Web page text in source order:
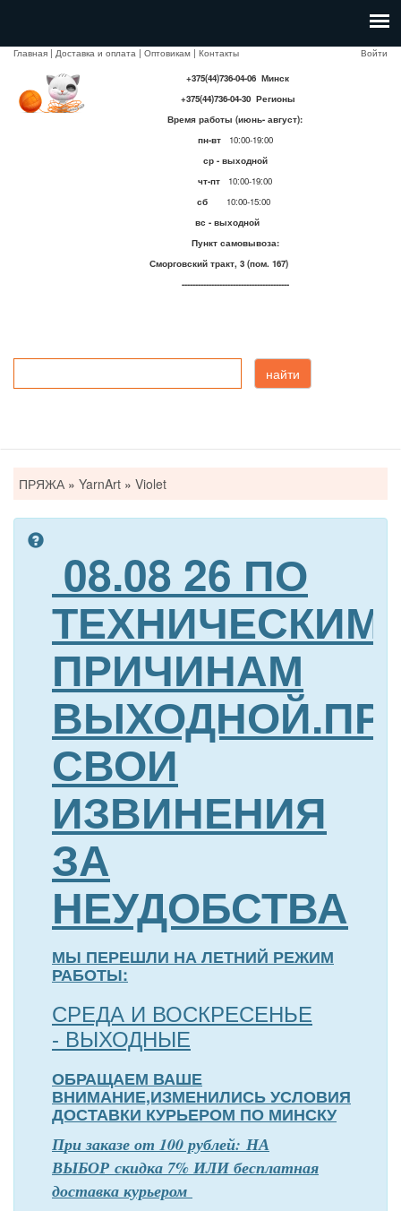
Главная | Доставка и оплата | Оптовикам | Контакты
Войти
+375(44)736-04-06 Минск
+375(44)736-04-30 Регионы
Время работы (июнь- август):
пн-вт
10:00-19:00
ср - выходной
чт-пт 10:00-19:00
сб
10:00-15:00
вс - выходной
Пункт самовывоза:
Сморговский тракт, 3 (пом. 167)
----------------------------------------
найти
здесь
ПРЯЖА » YarnArt » Violet
08.08 26 ПО
ТЕХНИЧЕСКИМ
ПРИЧИНАМ
СВОИ
ИЗВИНЕНИЯ
ЗА
НЕУДОБСТВА
МЫ ПЕРЕШЛИ НА ЛЕТНИЙ РЕЖИМ
РАБОТЫ:
СРЕДА И ВОСКРЕСЕНЬЕ
- ВЫХОДНЫЕ
ОБРАЩАЕМ ВАШЕ
ВНИМАНИЕ,ИЗМЕНИЛИСЬ УСЛОВИЯ
ДОСТАВКИ КУРЬЕРОМ ПО МИНСКУ
При заказе от 100 рублей: НА
ВЫБОР скидка 7% ИЛИ бесплатная
доставка курьером